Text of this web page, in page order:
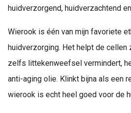
huidverzorgend, huidverzachtend
Wierook is één van mijn favoriete
huidverzorging. Het helpt de
zelfs littekenweefsel vermindert,
anti-aging olie. Klinkt bijna als een
wierook is echt heel goed voor de